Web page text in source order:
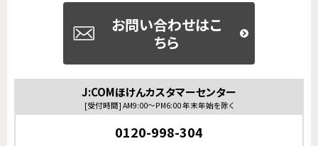
お問い合わせはこ
ちら
J:COMほけんカスタマーセンター
[受付時間] AM9:00～PM6:00 年末年始を除く
0120-998-304